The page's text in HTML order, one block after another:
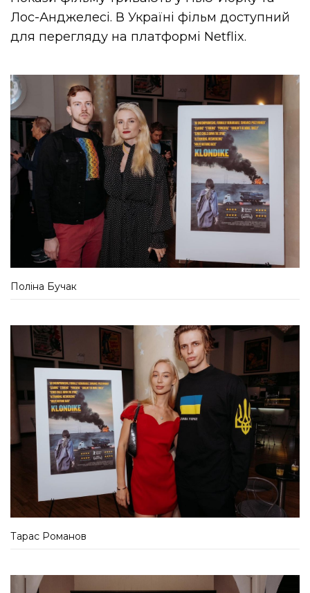
Лос-Анджелесі. В Україні фільм доступний
для перегляду на платформі Netflix.
Поліна Бучак
Тарас Романов